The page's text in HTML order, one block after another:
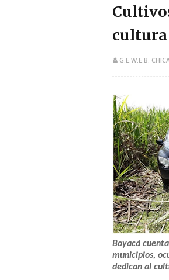
cultura
G.E.W.E.B.
Boyacá
municipios,
dedican al